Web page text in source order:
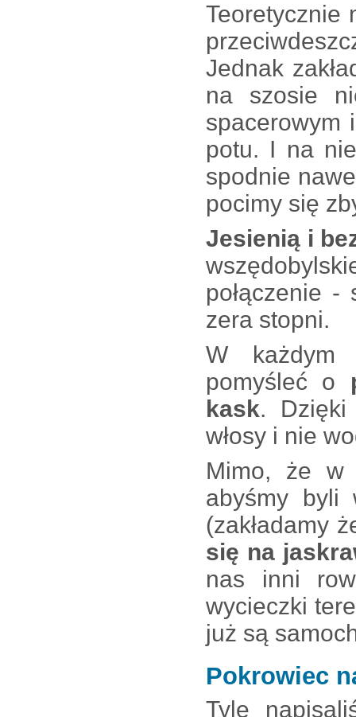
Teoretycznie
Jednak
na szosie
spacerowym
potu. I na
spodnie
pocimy się
Jesienią i
połączenie
zera stopni.
W każdym
pomyśleć o
kask.
włosy i nie
Mimo, że w
abyśmy byli
(zakładamy
się na
nas inni
wycieczki
już są
Pokrowiec
Tyle